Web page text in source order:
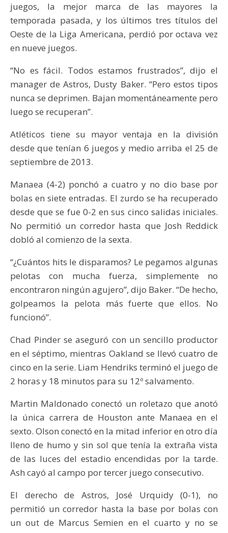
juegos, la mejor marca de las mayores la
temporada pasada, y los últimos tres títulos del
Oeste de la Liga Americana, perdió por octava vez
en nueve juegos.
“No es fácil. Todos estamos frustrados”, dijo el
manager de Astros, Dusty Baker. “Pero estos tipos
nunca se deprimen. Bajan momentáneamente pero
luego se recuperan”.
Atléticos tiene su mayor ventaja en la división
desde que tenían 6 juegos y medio arriba el 25 de
septiembre de 2013.
Manaea (4-2) ponchó a cuatro y no dio base por
bolas en siete entradas. El zurdo se ha recuperado
desde que se fue 0-2 en sus cinco salidas iniciales.
No permitió un corredor hasta que Josh Reddick
dobló al comienzo de la sexta.
“¿Cuántos hits le disparamos? Le pegamos algunas
pelotas con mucha fuerza, simplemente no
encontraron ningún agujero”, dijo Baker. “De hecho,
golpeamos la pelota más fuerte que ellos. No
funcionó”.
Chad Pinder se aseguró con un sencillo productor
en el séptimo, mientras Oakland se llevó cuatro de
cinco en la serie. Liam Hendriks terminó el juego de
2 horas y 18 minutos para su 12º salvamento.
Martin Maldonado conectó un roletazo que anotó
la única carrera de Houston ante Manaea en el
sexto. Olson conectó en la mitad inferior en otro día
lleno de humo y sin sol que tenía la extraña vista
de las luces del estadio encendidas por la tarde.
Ash cayó al campo por tercer juego consecutivo.
El derecho de Astros, José Urquidy (0-1), no
permitió un corredor hasta la base por bolas con
un out de Marcus Semien en el cuarto y no se